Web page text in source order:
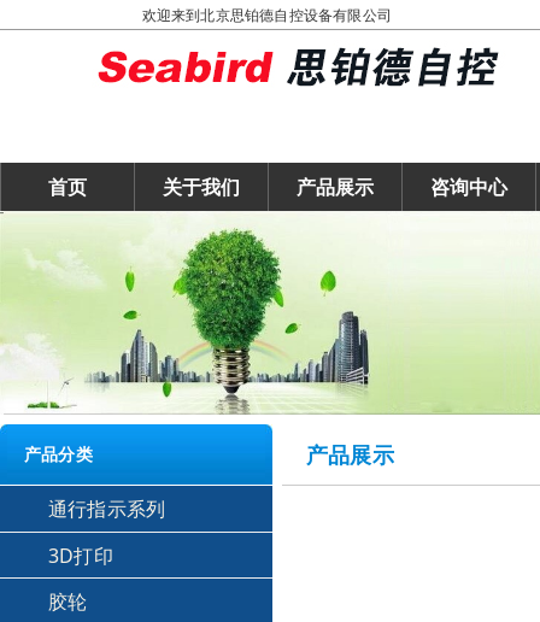
欢迎来到北京思铂德自控设备有限公司
首页 关于我们 产品展示 咨询中心
产品分类
通行指示系列
3D打印
胶轮
产品展示